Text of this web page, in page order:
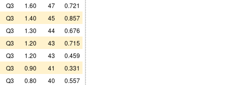
Q3 1.60 47 0.721
Q3 1.40 45 0.857
Q3 1.30 44 0.676
Q3 1.20 43 0.715
Q3 1.20 43 0.459
Q3 0.90 41 0.331
Q3 0.80 40 0.557